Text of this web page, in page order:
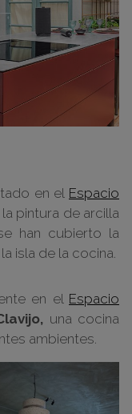
en el Espacio
pintura de arcilla
han cubierto la
isla de la cocina.
en el Espacio
una cocina
ambientes.